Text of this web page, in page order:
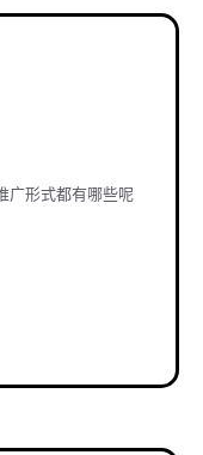
广形式都有哪些呢